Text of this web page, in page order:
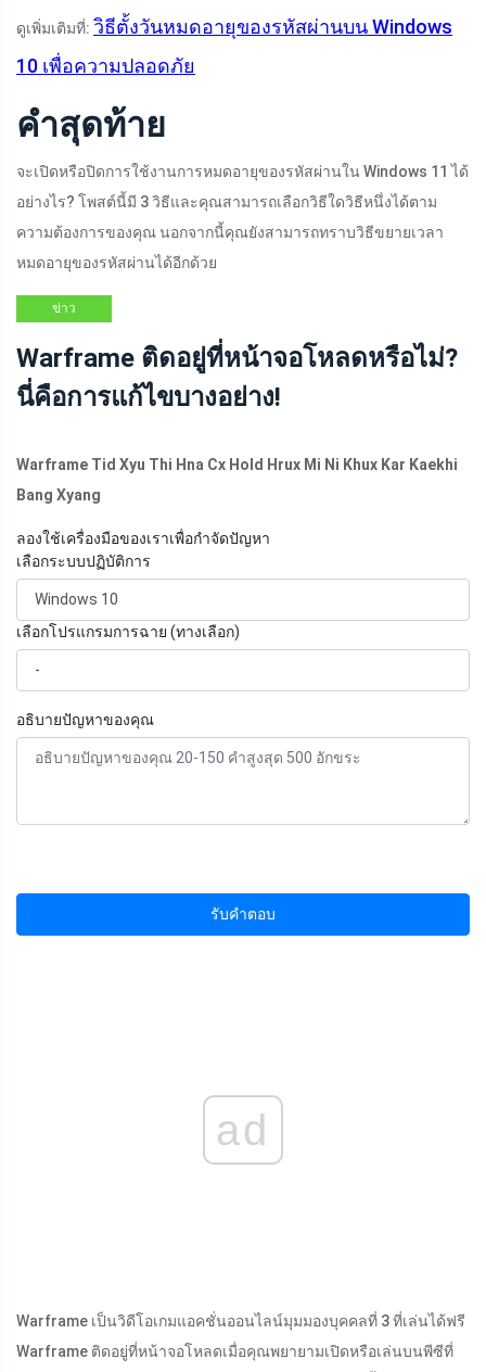
ดูเพิ่มเติมที่: วิธีตั้งวันหมดอายุของรหัสผ่านบน Windows
10 เพื่อความปลอดภัย
คำสุดท้าย
จะเปิดหรือปิดการใช้งานการหมดอายุของรหัสผ่านใน Windows 11 ได้
อย่างไร? โพสต์นี้มี 3 วิธีและคุณสามารถเลือกวิธีใดวิธีหนึ่งได้ตาม
ความต้องการของคุณ นอกจากนี้คุณยังสามารถทราบวิธีขยายเวลา
หมดอายุของรหัสผ่านได้อีกด้วย
ข่าว
Warframe ติดอยู่ที่หน้าจอโหลดหรือไม่?
นี่คือการแก้ไขบางอย่าง!
Warframe Tid Xyu Thi Hna Cx Hold Hrux Mi Ni Khux Kar Kaekhi
Bang Xyang
ลองใช้เครื่องมือของเราเพื่อกำจัดปัญหา
เลือกระบบปฏิบัติการ
เลือกโปรแกรมการฉาย (ทางเลือก)
อธิบายปัญหาของคุณ
รับคำตอบ
ad
Warframe เป็นวิดีโอเกมแอคชั่นออนไลน์มุมมองบุคคลที่ 3 ที่เล่นได้ฟรี
Warframe ติดอยู่ที่หน้าจอโหลดเมื่อคุณพยายามเปิดหรือเล่นบนพีซีที่